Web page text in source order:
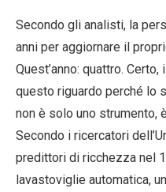
Secondo gli analisti, la
anni per aggiornare il
Quest’anno: quattro.
questo riguardo perché lo
non è solo uno strumento,
Secondo i ricercatori
predittori di ricchezza nel
lavastoviglie automatica,